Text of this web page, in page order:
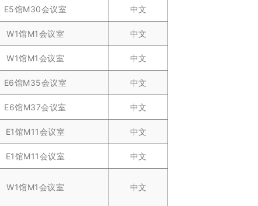
E5馆M30会议室 中文
W1馆M1会议室 中文
W1馆M1会议室 中文
E6馆M35会议室 中文
E6馆M37会议室 中文
E1馆M11会议室 中文
E1馆M11会议室 中文
W1馆M1会议室 中文